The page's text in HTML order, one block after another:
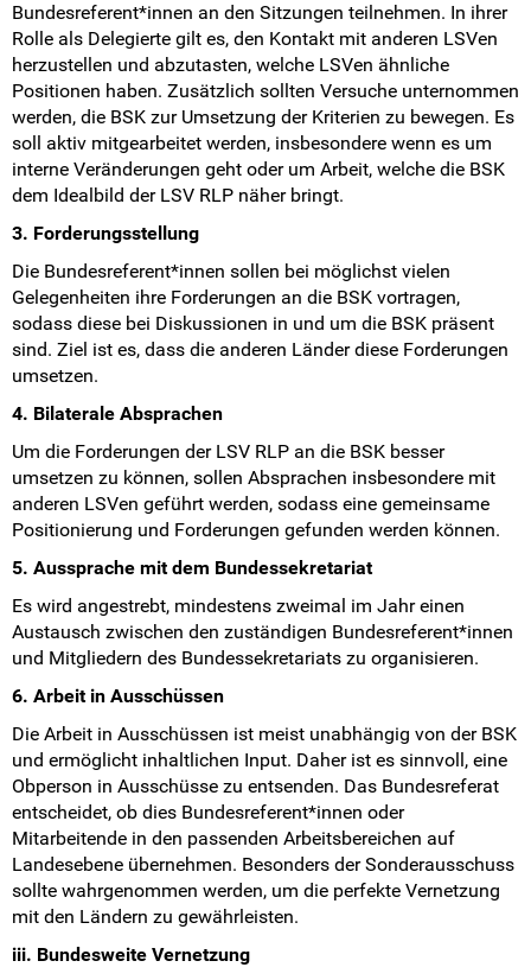
Bundesreferent*innen an den Sitzungen teilnehmen. In ihrer
Rolle als Delegierte gilt es, den Kontakt mit anderen LSVen
herzustellen und abzutasten, welche LSVen ähnliche
Positionen haben. Zusätzlich sollten Versuche unternommen
werden, die BSK zur Umsetzung der Kriterien zu bewegen. Es
soll aktiv mitgearbeitet werden, insbesondere wenn es um
interne Veränderungen geht oder um Arbeit, welche die BSK
dem Idealbild der LSV RLP näher bringt.
3. Forderungsstellung
Die Bundesreferent*innen sollen bei möglichst vielen
Gelegenheiten ihre Forderungen an die BSK vortragen,
sodass diese bei Diskussionen in und um die BSK präsent
sind. Ziel ist es, dass die anderen Länder diese Forderungen
umsetzen.
4. Bilaterale Absprachen
Um die Forderungen der LSV RLP an die BSK besser
umsetzen zu können, sollen Absprachen insbesondere mit
anderen LSVen geführt werden, sodass eine gemeinsame
Positionierung und Forderungen gefunden werden können.
5. Aussprache mit dem Bundessekretariat
Es wird angestrebt, mindestens zweimal im Jahr einen
Austausch zwischen den zuständigen Bundesreferent*innen
und Mitgliedern des Bundessekretariats zu organisieren.
6. Arbeit in Ausschüssen
Die Arbeit in Ausschüssen ist meist unabhängig von der BSK
und ermöglicht inhaltlichen Input. Daher ist es sinnvoll, eine
Obperson in Ausschüsse zu entsenden. Das Bundesreferat
entscheidet, ob dies Bundesreferent*innen oder
Mitarbeitende in den passenden Arbeitsbereichen auf
Landesebene übernehmen. Besonders der Sonderausschuss
sollte wahrgenommen werden, um die perfekte Vernetzung
mit den Ländern zu gewährleisten.
iii. Bundesweite Vernetzung